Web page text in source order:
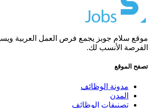
موقع سلام جوبز يجمع فرص العمل العربية
الفرصة الأنسب لك.
تصفح الموقع
مدونة الوظائف
المدن
تصنيفات الوظائف